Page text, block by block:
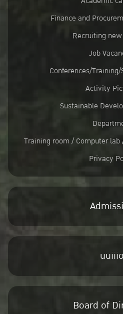
Finance and
Recruiting
Job
Conferences/
Activity
Sustainable
Training room / Computer
Privacy
uuiiio
Board of